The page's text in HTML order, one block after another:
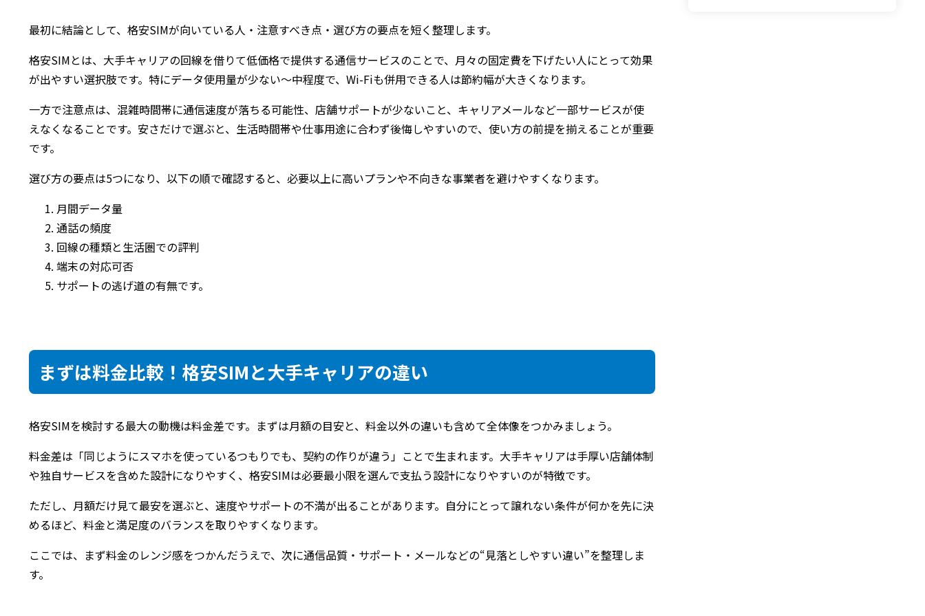
最初に結論として、格安SIMが向いている人・注意すべき点・選び方の要点を短く整理します。
格安SIMとは、大手キャリアの回線を借りて低価格で提供する通信サービスのことで、月々の固定費を下げたい人にとって効果
が出やすい選択肢です。特にデータ使用量が少ない〜中程度で、Wi-Fiも併用できる人は節約幅が大きくなります。
一方で注意点は、混雑時間帯に通信速度が落ちる可能性、店舗サポートが少ないこと、キャリアメールなど一部サービスが使
えなくなることです。安さだけで選ぶと、生活時間帯や仕事用途に合わず後悔しやすいので、使い方の前提を揃えることが重要
です。
選び方の要点は5つになり、以下の順で確認すると、必要以上に高いプランや不向きな事業者を避けやすくなります。
月間データ量
通話の頻度
回線の種類と生活圏での評判
端末の対応可否
サポートの逃げ道の有無です。
まずは料金比較！格安SIMと大手キャリアの違い
格安SIMを検討する最大の動機は料金差です。まずは月額の目安と、料金以外の違いも含めて全体像をつかみましょう。
料金差は「同じようにスマホを使っているつもりでも、契約の作りが違う」ことで生まれます。大手キャリアは手厚い店舗体制
や独自サービスを含めた設計になりやすく、格安SIMは必要最小限を選んで支払う設計になりやすいのが特徴です。
ただし、月額だけ見て最安を選ぶと、速度やサポートの不満が出ることがあります。自分にとって譲れない条件が何かを先に決
めるほど、料金と満足度のバランスを取りやすくなります。
ここでは、まず料金のレンジ感をつかんだうえで、次に通信品質・サポート・メールなどの“見落としやすい違い”を整理しま
す。